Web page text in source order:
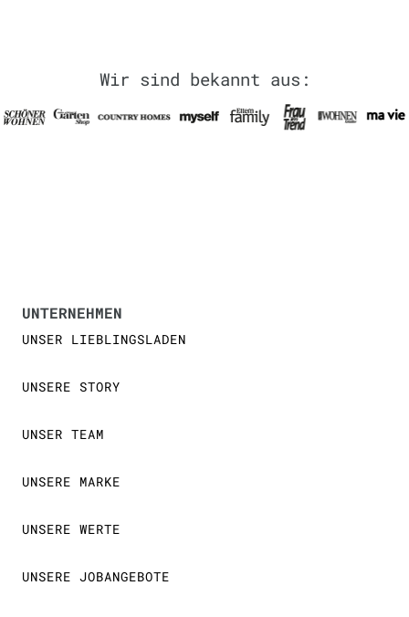
Wir sind bekannt aus:
UNTERNEHMEN
UNSER LIEBLINGSLADEN
UNSERE STORY
UNSER TEAM
UNSERE MARKE
UNSERE WERTE
UNSERE JOBANGEBOTE